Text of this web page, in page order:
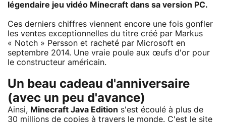
légendaire jeu vidéo Minecraft dans sa version PC.
Ces derniers chiffres viennent encore une fois gonfler
les ventes exceptionnelles du titre créé par Markus
« Notch » Persson et racheté par Microsoft en
septembre 2014. Une vraie poule aux œufs d'or pour
le constructeur américain.
Un beau cadeau d'anniversaire
(avec un peu d'avance)
Ainsi, Minecraft Java Edition s'est écoulé à plus de
30 millions de copies à travers le monde. C'est le site